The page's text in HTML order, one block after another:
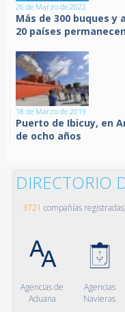
26 de Marzo de 2022
Más de 300 buques y
20 países
18 de Marzo de 2019
Puerto de Ibicuy, en
de ocho años
DIRECTORIO
3721 compañías registradas,
Agencias de
Aduana
Agencias
Navieras